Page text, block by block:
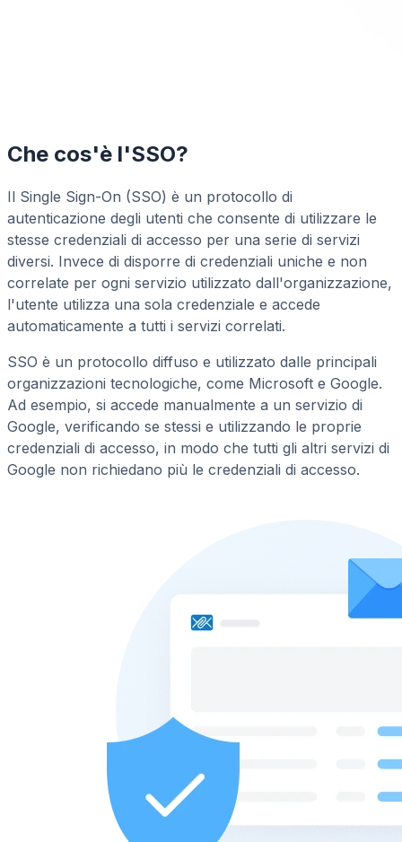
Che cos'è l'SSO?
Il Single Sign-On (SSO) è un protocollo di
autenticazione degli utenti che consente di utilizzare le
stesse credenziali di accesso per una serie di servizi
diversi. Invece di disporre di credenziali uniche e non
correlate per ogni servizio utilizzato dall'organizzazione,
l'utente utilizza una sola credenziale e accede
automaticamente a tutti i servizi correlati.
SSO è un protocollo diffuso e utilizzato dalle principali
organizzazioni tecnologiche, come Microsoft e Google.
Ad esempio, si accede manualmente a un servizio di
Google, verificando se stessi e utilizzando le proprie
credenziali di accesso, in modo che tutti gli altri servizi di
Google non richiedano più le credenziali di accesso.